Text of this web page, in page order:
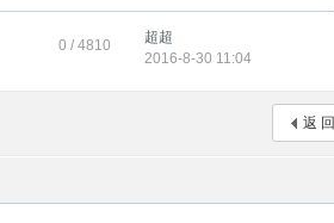
0 / 4810
超超
2016-8-30 11:04
返 回